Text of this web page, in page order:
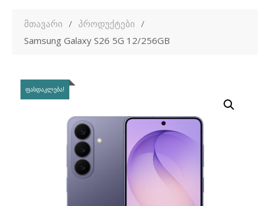
მთავარი
პროდუქტები
Samsung Galaxy S26 5G 12/256GB
ᲤᲐᲡᲓᲐᲙᲚᲔᲑᲐ!